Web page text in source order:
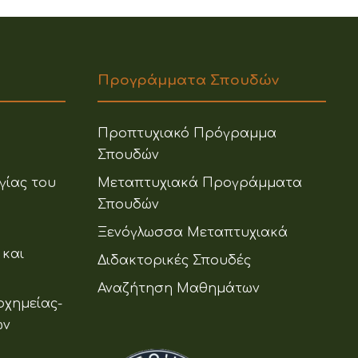
του
Προγράμματα Σπουδών
Προπτυχιακό Πρόγραμμα
Σπουδών
Μεταπτυχιακά Προγράμματα
Σπουδών
Ξενόγλωσσα Μεταπτυχιακά
Διδακτορικές Σπουδές
Αναζήτηση Μαθημάτων